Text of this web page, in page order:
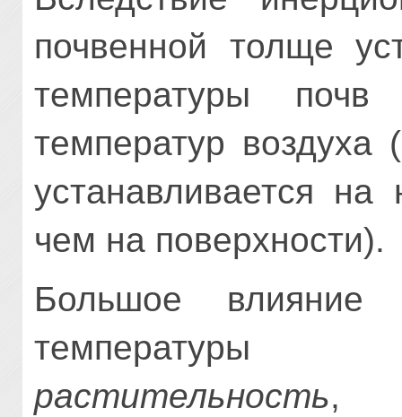
почвенной толще
температуры
температур
устанавливается на
чем на поверхности).
Большое влияние
температуры
растительность,